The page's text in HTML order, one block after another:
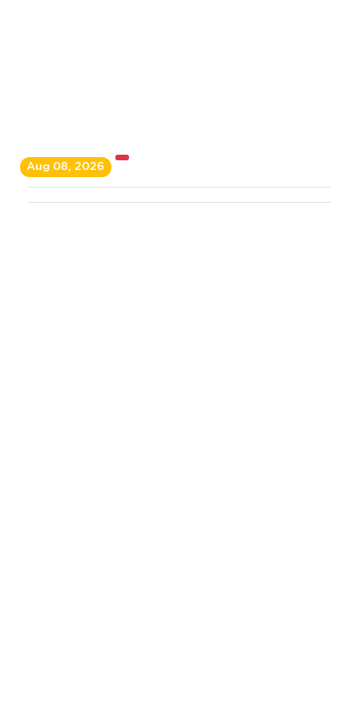
Aug 08, 2026